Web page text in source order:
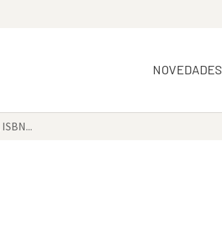
NOVEDADES